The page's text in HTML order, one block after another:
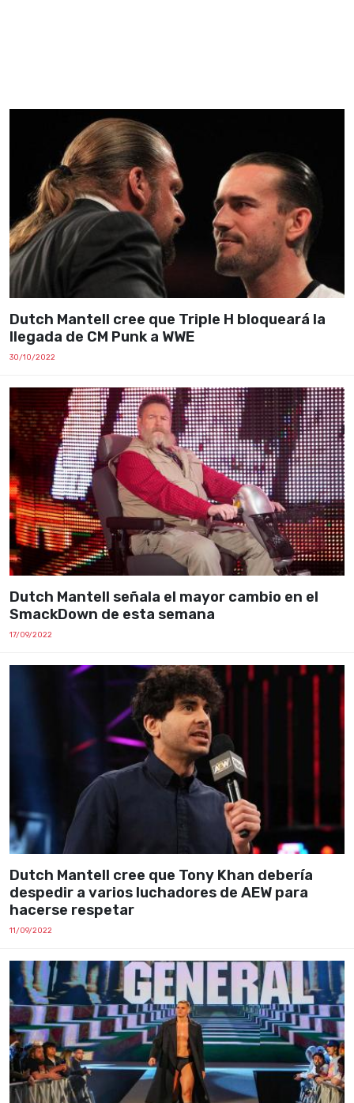
Dutch Mantell cree que Triple H bloqueará la
llegada de CM Punk a WWE
30/10/2022
Dutch Mantell señala el mayor cambio en el
SmackDown de esta semana
17/09/2022
Dutch Mantell cree que Tony Khan debería
despedir a varios luchadores de AEW para
hacerse respetar
11/09/2022